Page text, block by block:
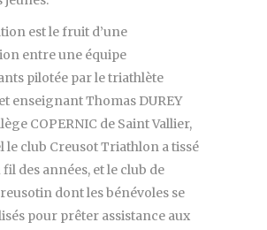
est le fruit d’une
entre une équipe
pilotée par le triathlète
enseignant Thomas DUREY
COPERNIC de Saint Vallier,
le club Creusot Triathlon a tissé
fil des années, et le club de
dont les bénévoles se
pour prêter assistance aux